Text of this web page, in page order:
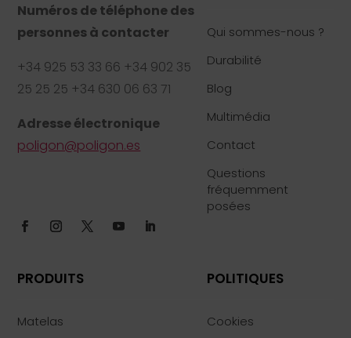
Numéros de téléphone des
personnes à contacter
+34 925 53 33 66 +34 902 35
25 25 25 +34 630 06 63 71
Adresse électronique
poligon@poligon.es
Qui sommes-nous ?
Durabilité
Blog
Multimédia
Contact
Questions
fréquemment
posées
PRODUITS
Matelas
POLITIQUES
Cookies